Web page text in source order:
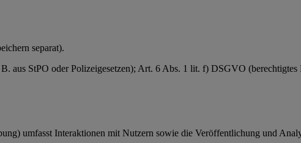
separat).
aus StPO oder Polizeigesetzen); Art. 6 Abs. 1 lit. f) DSGVO
umfasst Interaktionen mit Nutzern sowie die Veröffentlichung und